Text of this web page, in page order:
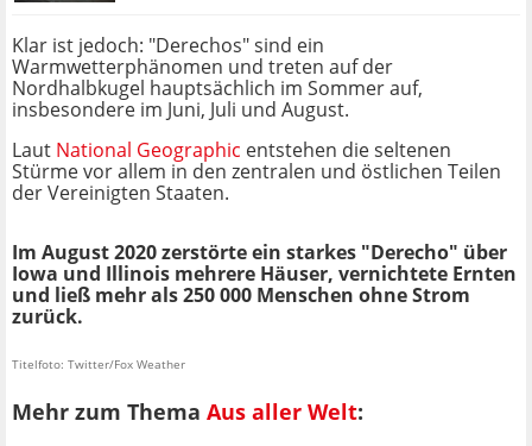
Klar ist jedoch: "Derechos" sind ein
Warmwetterphänomen und treten auf der
Nordhalbkugel hauptsächlich im Sommer auf,
insbesondere im Juni, Juli und August.
Laut National Geographic entstehen die seltenen
Stürme vor allem in den zentralen und östlichen Teilen
der Vereinigten Staaten.
Im August 2020 zerstörte ein starkes "Derecho" über
Iowa und Illinois mehrere Häuser, vernichtete Ernten
und ließ mehr als 250 000 Menschen ohne Strom
zurück.
Titelfoto: Twitter/Fox Weather
Mehr zum Thema Aus aller Welt: